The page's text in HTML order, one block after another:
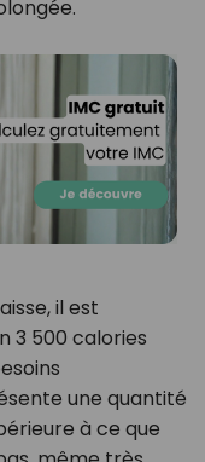
il est
3 500 calories
une quantité
à ce que